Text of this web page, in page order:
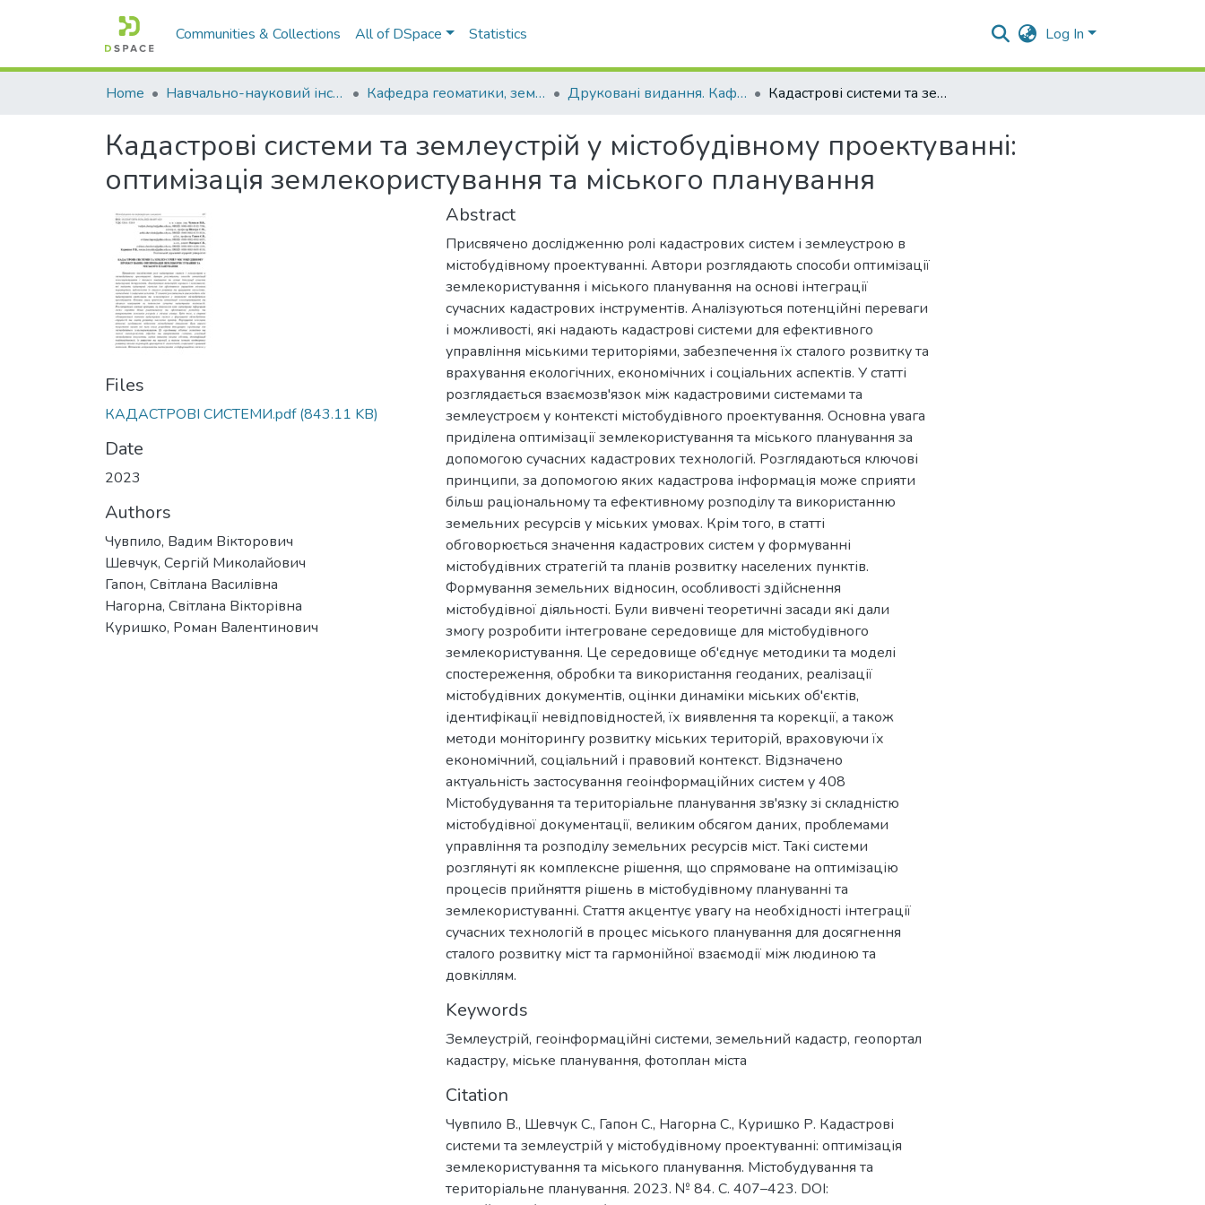
Communities & Collections All of DSpace Statistics Log In
Home Навчально-науковий інститут агротехнологій, селекції та екології Кафедра геоматики, землеустрою та планування територій Друковані видання. Кафедра геоматики, землеустрою та планування територій Кадастрові системи та землеустрій у містобудівному проектуванні: оптимізація землекористування та міського планування
Кадастрові системи та землеустрій у містобудівному проектуванні:
оптимізація землекористування та міського планування
Files
КАДАСТРОВІ СИСТЕМИ.pdf(843.11 KB)
Date
2023
Authors
Чувпило, Вадим Вікторович
Шевчук, Сергій Миколайович
Гапон, Світлана Василівна
Нагорна, Світлана Вікторівна
Куришко, Роман Валентинович
Abstract
Присвячено дослідженню ролі кадастрових систем і землеустрою в
містобудівному проектуванні. Автори розглядають способи оптимізації
землекористування і міського планування на основі інтеграції
сучасних кадастрових інструментів. Аналізуються потенційні переваги
і можливості, які надають кадастрові системи для ефективного
управління міськими територіями, забезпечення їх сталого розвитку та
врахування екологічних, економічних і соціальних аспектів. У статті
розглядається взаємозв'язок між кадастровими системами та
землеустроєм у контексті містобудівного проектування. Основна увага
приділена оптимізації землекористування та міського планування за
допомогою сучасних кадастрових технологій. Розглядаються ключові
принципи, за допомогою яких кадастрова інформація може сприяти
більш раціональному та ефективному розподілу та використанню
земельних ресурсів у міських умовах. Крім того, в статті
обговорюється значення кадастрових систем у формуванні
містобудівних стратегій та планів розвитку населених пунктів.
Формування земельних відносин, особливості здійснення
містобудівної діяльності. Були вивчені теоретичні засади які дали
змогу розробити інтегроване середовище для містобудівного
землекористування. Це середовище об'єднує методики та моделі
спостереження, обробки та використання геоданих, реалізації
містобудівних документів, оцінки динаміки міських об'єктів,
ідентифікації невідповідностей, їх виявлення та корекції, а також
методи моніторингу розвитку міських територій, враховуючи їх
економічний, соціальний і правовий контекст. Відзначено
актуальність застосування геоінформаційних систем у 408
Містобудування та територіальне планування зв'язку зі складністю
містобудівної документації, великим обсягом даних, проблемами
управління та розподілу земельних ресурсів міст. Такі системи
розглянуті як комплексне рішення, що спрямоване на оптимізацію
процесів прийняття рішень в містобудівному плануванні та
землекористуванні. Стаття акцентує увагу на необхідності інтеграції
сучасних технологій в процес міського планування для досягнення
сталого розвитку міст та гармонійної взаємодії між людиною та
довкіллям.
Keywords
Землеустрій, геоінформаційні системи, земельний кадастр, геопортал
кадастру, міське планування, фотоплан міста
Citation
Чувпило В., Шевчук С., Гапон С., Нагорна С., Куришко Р. Кадастрові
системи та землеустрій у містобудівному проектуванні: оптимізація
землекористування та міського планування. Містобудування та
територіальне планування. 2023. № 84. С. 407–423. DOI: